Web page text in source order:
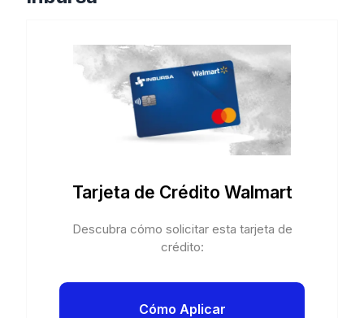
Tarjeta de Crédito Walmart
Descubra cómo solicitar esta tarjeta de
crédito:
Cómo Aplicar